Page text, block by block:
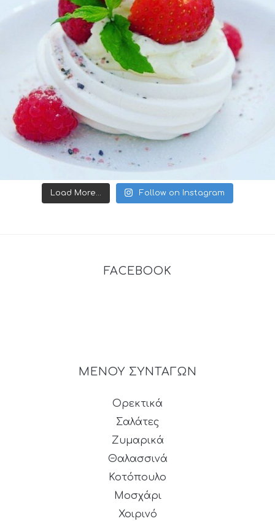
Load More... Follow on Instagram
FACEBOOK
ΜΕΝΟΥ ΣΥΝΤΑΓΩΝ
Ορεκτικά
Σαλάτες
Ζυμαρικά
Θαλασσινά
Κοτόπουλο
Μοσχάρι
Χοιρινό